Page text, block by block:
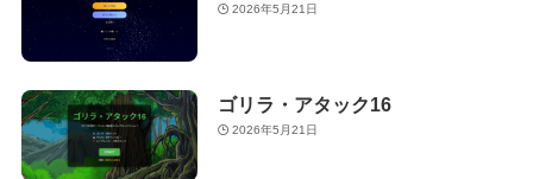
2026年5月21日
ゴリラ・アタック16
2026年5月21日